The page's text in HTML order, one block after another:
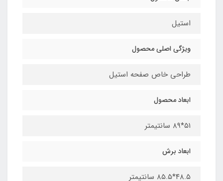
استیل
ویژگی اصلی محصول
طراحی خاص صفحه استیل
ابعاد محصول​
۵۱*۸۹ سانتیمتر
ابعاد برش
۴۸.۵*۸۵.۵ سانتیمتر